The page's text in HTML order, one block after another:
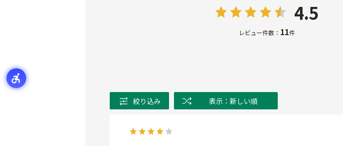
4.5
レビュー件数： 11件
絞り込み 表示：新しい順